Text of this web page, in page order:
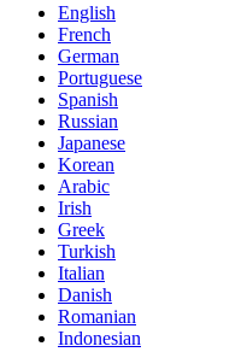
English
French
German
Portuguese
Spanish
Russian
Japanese
Korean
Arabic
Irish
Greek
Turkish
Italian
Danish
Romanian
Indonesian